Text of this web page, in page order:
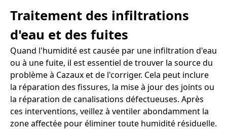
Traitement des infiltrations
d'eau et des fuites
Quand l'humidité est causée par une infiltration d'eau
ou à une fuite, il est essentiel de trouver la source du
problème à Cazaux et de l'corriger. Cela peut inclure
la réparation des fissures, la mise à jour des joints ou
la réparation de canalisations défectueuses. Après
ces interventions, veillez à ventiler abondamment la
zone affectée pour éliminer toute humidité résiduelle.